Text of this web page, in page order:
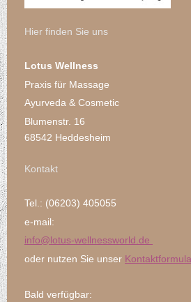
Hier finden Sie uns
Lotus Wellness
Praxis für Massage
Ayurveda & Cosmetic
Blumenstr. 16
68542 Heddesheim
Kontakt
Tel.: (06203) 405055
e-mail:
info@lotus-wellnessworld.de
oder nutzen Sie unser
Bald verfügbar: